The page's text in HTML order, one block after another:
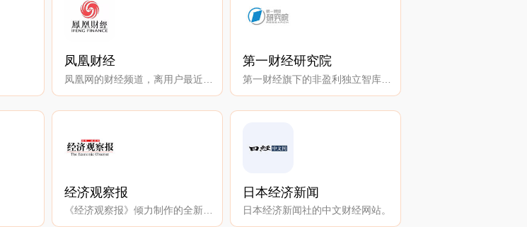
凤凰财经 第一财经研究院
第一财经旗下的非盈利独立智库研究机构。
经济观察报
《经济观察报》倾力制作的全新商业资讯平台。
日本经济新闻
日本经济新闻社的中文财经网站。